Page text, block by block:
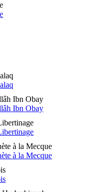
Ibn Obay
Ibn Obay
à la Mecque
à la Mecque